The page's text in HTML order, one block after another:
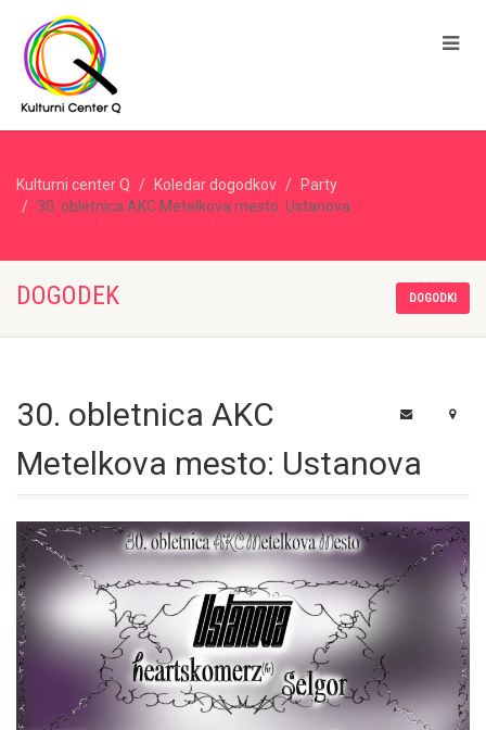
Kulturni center Q Koledar dogodkov
Party
30. obletnica AKC Metelkova mesto: Ustanova
DOGODEK DOGODKI
30. obletnica AKC
Metelkova mesto: Ustanova